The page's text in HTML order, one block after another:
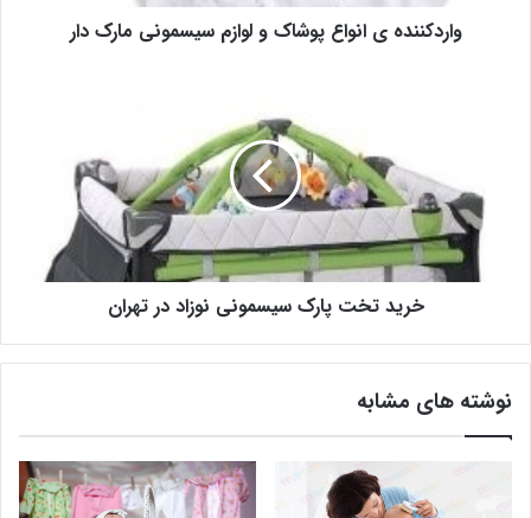
واردکننده ی انواع پوشاک و لوازم سیسمونی مارک دار
خرید تخت پارک سیسمونی نوزاد در تهران
نوشته های مشابه